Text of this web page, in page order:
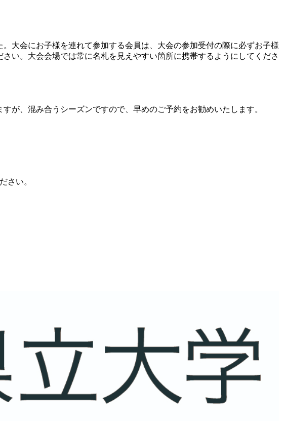
大会にお子様を連れて参加する会員は、大会の参加受付の際に必ずお子様
い。大会会場では常に名札を見えやすい箇所に携帯するようにしてくださ
が、混み合うシーズンですので、早めのご予約をお勧めいたします。
さい。